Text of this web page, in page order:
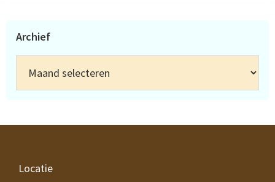
Archief
Footer
Locatie